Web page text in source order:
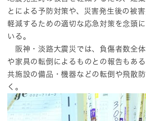
とによる予防対策や、災害発生後の被
軽減するための適切な応急対策を念頭
いる。
阪神・淡路大震災では、負傷者数全
や家具の転倒によるものとの報告もあ
共施設の備品・機器などの転倒や飛散
く。